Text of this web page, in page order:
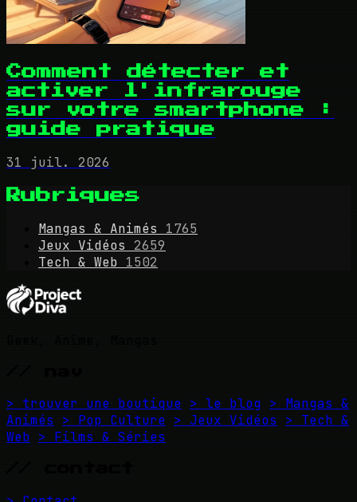
Comment détecter et
activer l'infrarouge
sur votre smartphone :
guide pratique
31 juil. 2026
Rubriques
Mangas & Animés
1765
Jeux Vidéos
2659
Tech & Web 1502
> trouver une boutique > le blog > Mangas &
Animés
> Pop Culture > Jeux Vidéos
> Tech &
Web > Films & Séries